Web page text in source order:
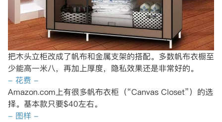
把木头立柜改成了帆布和金属支架的搭配。多数帆布衣橱至
少能高一米八，再加上厚度，隐私效果还是非常好的。
- 花费 -
Amazon.com上有很多帆布衣柜（“Canvas Closet”）的选
择。基本款只要$40左右。
- 图样 -